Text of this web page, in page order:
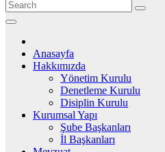
Anasayfa
Hakkımızda
Yönetim Kurulu
Denetleme Kurulu
Disiplin Kurulu
Kurumsal Yapı
Şube Başkanları
İl Başkanları